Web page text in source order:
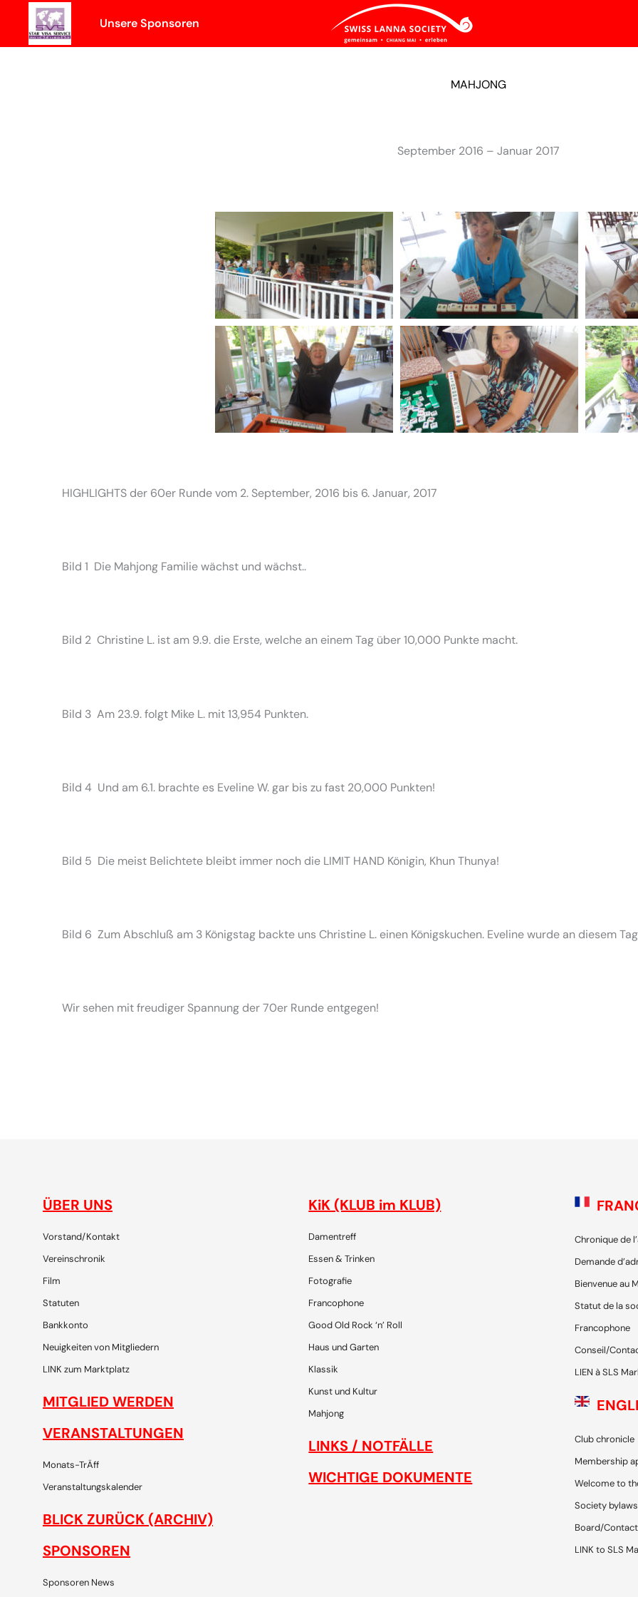
content
Unsere Sponsoren
MAHJONG
September 2016 – Januar 2017
HIGHLIGHTS der 60er Runde vom 2. September, 2016 bis 6. Januar, 2017
Bild 1 Die Mahjong Familie wächst und wächst..
Bild 2 Christine L. ist am 9.9. die Erste, welche an einem Tag über 10,000 Punkte macht.
Bild 3 Am 23.9. folgt Mike L. mit 13,954 Punkten.
Bild 4 Und am 6.1. brachte es Eveline W. gar bis zu fast 20,000 Punkten!
Bild 5 Die meist Belichtete bleibt immer noch die LIMIT HAND Königin, Khun Thunya!
Bild 6 Zum Abschluß am 3 Königstag backte uns Christine L. einen Königskuchen. Eveline wurde an diesem
Wir sehen mit freudiger Spannung der 70er Runde entgegen!
ÜBER UNS
Vorstand/Kontakt
Vereinschronik
Film
Statuten
Bankkonto
Neuigkeiten von Mitgliedern
LINK zum Marktplatz
MITGLIED WERDEN
VERANSTALTUNGEN
Monats-TrÄff
Veranstaltungskalender
BLICK ZURÜCK (ARCHIV)
SPONSOREN
Sponsoren News
KiK (KLUB im KLUB)
Damentreff
Essen & Trinken
Fotografie
Francophone
Good Old Rock ‘n’ Roll
Haus und Garten
Klassik
Kunst und Kultur
Mahjong
LINKS / NOTFÄLLE
WICHTIGE DOKUMENTE
Chronique de
Demande
Bienvenue au
Statut de la
Francophone
Conseil/
LIEN à SLS
Club chronicle
Membership
Welcome to
Society bylaws
Board/Contact
LINK to SLS